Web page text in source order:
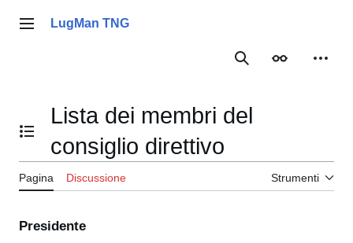
Menu principale
LugMan TNG
RicercaAspetto
Mostra/Nascondi l'indice
Lista dei membri del
consiglio direttivo
Pagina Discussione Strumenti
Presidente